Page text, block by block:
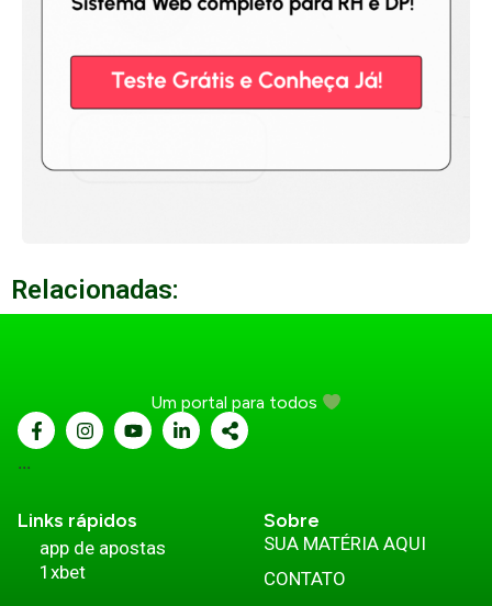
Relacionadas:
Um portal para todos
...
Links rápidos
app de apostas
1xbet
Sobre
SUA MATÉRIA AQUI
CONTATO